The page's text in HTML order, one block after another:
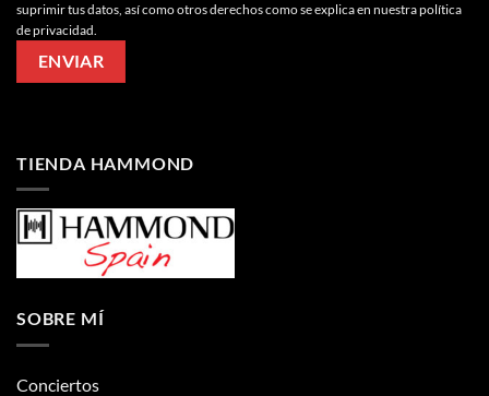
suprimir tus datos, así como otros derechos como se explica en nuestra política
de privacidad.
TIENDA HAMMOND
SOBRE MÍ
Conciertos